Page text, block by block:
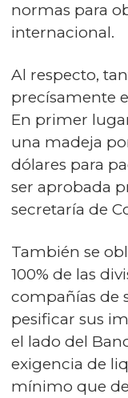
normas para
internacional.
Al respecto,
precísamente
En primer
una madeja
dólares para
ser aprobada
secretaría de
También se
100% de las
compañías de
pesificar sus
el lado del
exigencia de
mínimo que